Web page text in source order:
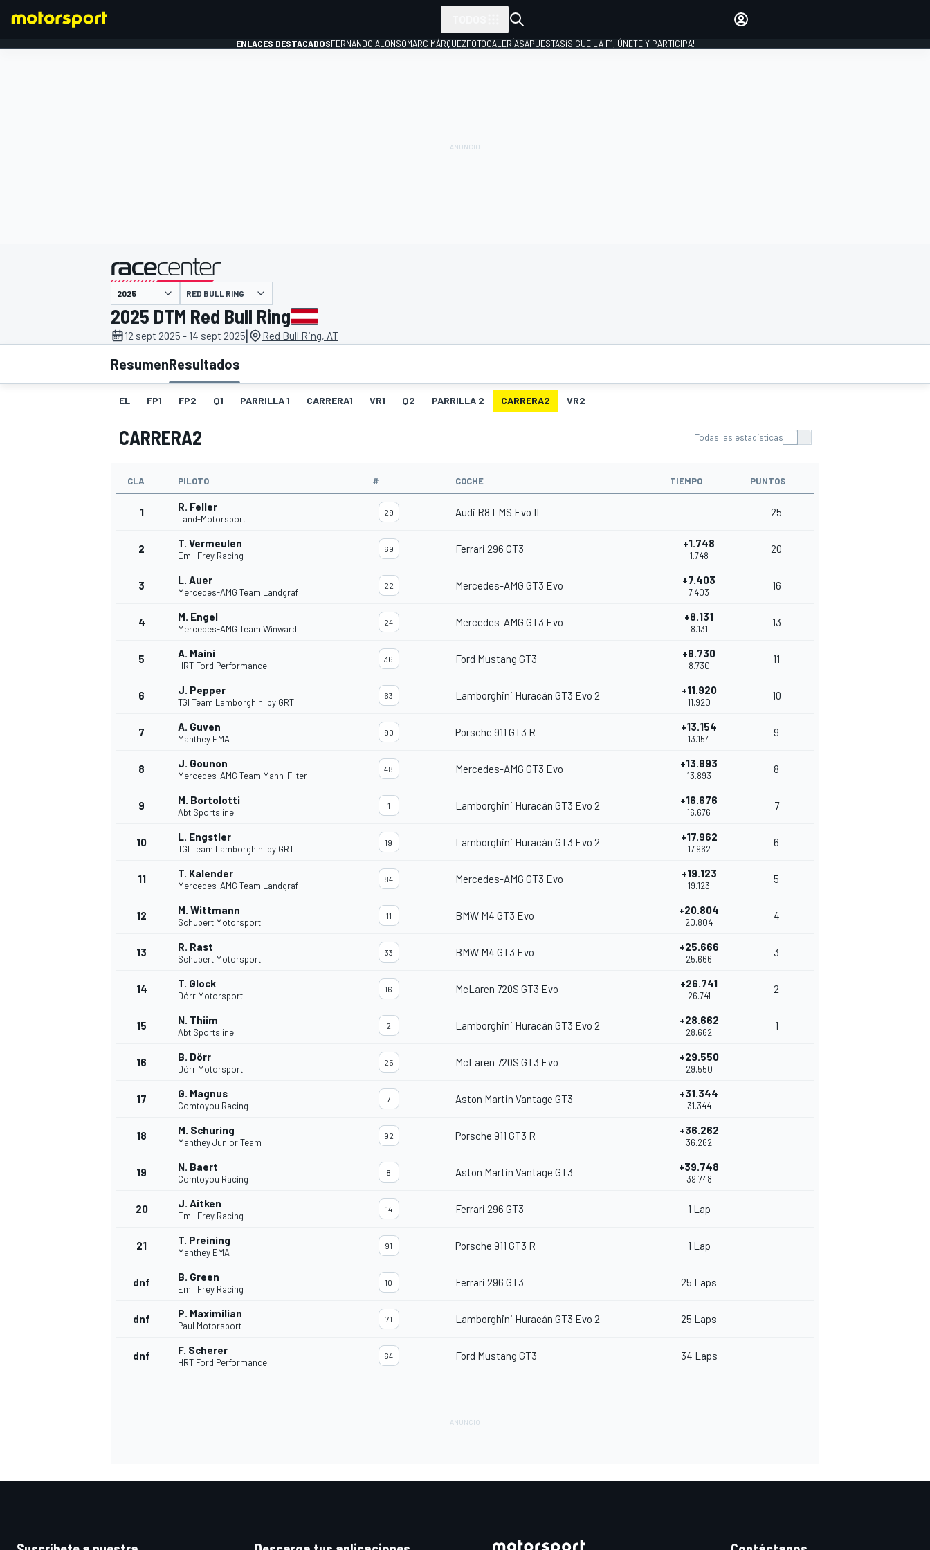
INDYCAR WRC
ENLACES DESTACADOSFERNANDO ALONSOMARC MÁRQUEZFOTOGALERÍASAPUESTAS¡SIGUE LA F1, ÚNETE Y PARTICIPA!
presentado por
RED BULL RING
2025 DTM Red Bull Ring
12 sept 2025 - 14 sept 2025| Red Bull Ring, AT
ResumenResultados
EL FP1 FP2 Q1 PARRILLA 1 CARRERA1 VR1 Q2 PARRILLA 2 CARRERA2 VR2
CARRERA2 Todas las estadísticas
CLA PILOTO # COCHE TIEMPO PUNTOS
1 R. Feller
Land-Motorsport
29 Audi R8 LMS Evo II - 25
2 T. Vermeulen
Emil Frey Racing
69 Ferrari 296 GT3 +1.748
1.748
20
3 L. Auer
Mercedes-AMG Team Landgraf
22 Mercedes-AMG GT3 Evo +7.403
7.403
16
4 M. Engel
Mercedes-AMG Team Winward
24 Mercedes-AMG GT3 Evo +8.131
8.131
13
5 A. Maini
HRT Ford Performance
36 Ford Mustang GT3 +8.730
8.730
11
6 J. Pepper
TGI Team Lamborghini by GRT
63 Lamborghini Huracán GT3 Evo 2 +11.920
11.920
10
7 A. Guven
Manthey EMA
90 Porsche 911 GT3 R +13.154
13.154
9
8 J. Gounon
Mercedes-AMG Team Mann-Filter
48 Mercedes-AMG GT3 Evo +13.893
13.893
8
9 M. Bortolotti
Abt Sportsline
1 Lamborghini Huracán GT3 Evo 2 +16.676
16.676
7
10 L. Engstler
TGI Team Lamborghini by GRT
19 Lamborghini Huracán GT3 Evo 2 +17.962
17.962
6
11 T. Kalender
Mercedes-AMG Team Landgraf
84 Mercedes-AMG GT3 Evo +19.123
19.123
5
12 M. Wittmann
Schubert Motorsport
11 BMW M4 GT3 Evo +20.804
20.804
4
13 R. Rast
Schubert Motorsport
33 BMW M4 GT3 Evo +25.666
25.666
3
14 T. Glock
Dörr Motorsport
16 McLaren 720S GT3 Evo +26.741
26.741
2
15 N. Thiim
Abt Sportsline
2 Lamborghini Huracán GT3 Evo 2 +28.662
28.662
1
16 B. Dörr
Dörr Motorsport
25 McLaren 720S GT3 Evo +29.550
29.550
17 G. Magnus
Comtoyou Racing
7 Aston Martin Vantage GT3 +31.344
31.344
18 M. Schuring
Manthey Junior Team
92 Porsche 911 GT3 R +36.262
36.262
19 N. Baert
Comtoyou Racing
8 Aston Martin Vantage GT3 +39.748
39.748
20 J. Aitken
Emil Frey Racing
14 Ferrari 296 GT3 1 Lap
21 T. Preining
Manthey EMA
91 Porsche 911 GT3 R 1 Lap
dnf B. Green
Emil Frey Racing
10 Ferrari 296 GT3 25 Laps
dnf P. Maximilian
Paul Motorsport
71 Lamborghini Huracán GT3 Evo 2 25 Laps
dnf F. Scherer
HRT Ford Performance
64 Ford Mustang GT3 34 Laps